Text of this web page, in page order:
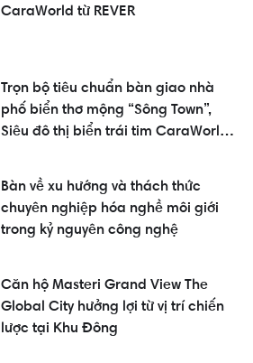
CaraWorld từ REVER
Trọn bộ tiêu chuẩn bàn giao nhà
phố biển thơ mộng “Sông Town”,
Siêu đô thị biển trái tim CaraWorld
Bàn về xu hướng và thách thức
chuyên nghiệp hóa nghề môi giới
trong kỷ nguyên công nghệ
Căn hộ Masteri Grand View The
Global City hưởng lợi từ vị trí chiến
lược tại Khu Đông